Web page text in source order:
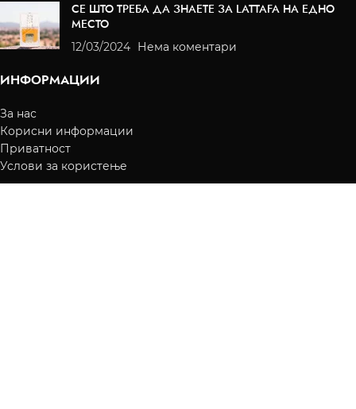
СЕ ШТО ТРЕБА ДА ЗНАЕТЕ ЗА LATTAFA НА ЕДНО
МЕСТО
12/03/2024 Нема коментари
ИНФОРМАЦИИ
За нас
Корисни информации
Приватност
Услови за користење